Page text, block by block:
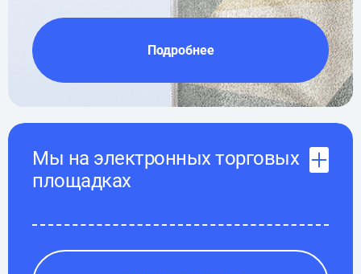
Подробнее
Мы на электронных торговых
площадках